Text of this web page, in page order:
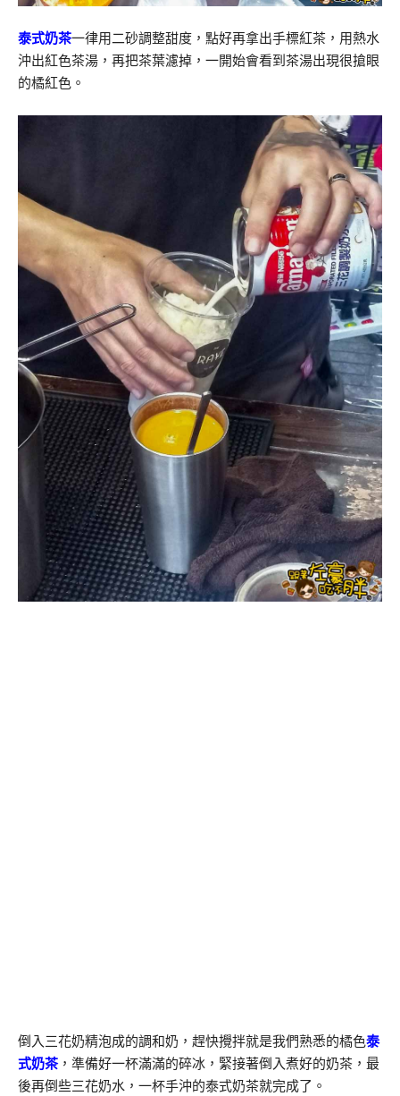
泰式奶茶一律用二砂調整甜度，點好再拿出手標紅茶，用熱水
沖出紅色茶湯，再把茶葉濾掉，一開始會看到茶湯出現很搶眼
的橘紅色。
倒入三花奶精泡成的調和奶，趕快攪拌就是我們熟悉的橘色泰
式奶茶，準備好一杯滿滿的碎冰，緊接著倒入煮好的奶茶，最
後再倒些三花奶水，一杯手沖的泰式奶茶就完成了。